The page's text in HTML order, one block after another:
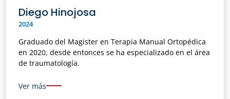
Diego Hinojosa
2024
Graduado del Magister en Terapia Manual Ortopédica
en 2020, desde entonces se ha especializado en el área
de traumatología.
Ver más